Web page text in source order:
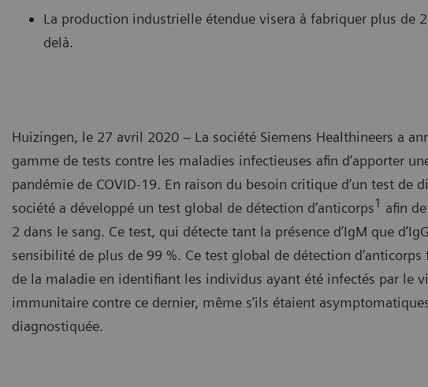
La production industrielle étendue visera à fabriquer plus de
delà.
Huizingen, le 27 avril 2020 – La société Siemens Healthineers a
gamme de tests contre les maladies infectieuses afin d’apporter
pandémie de COVID-19. En raison du besoin critique d’un test de
société a développé un test global de détection d’anticorps1 afin
2 dans le sang. Ce test, qui détecte tant la présence d’IgM que
sensibilité de plus de 99 %. Ce test global de détection
de la maladie en identifiant les individus ayant été infectés par le
immunitaire contre ce dernier, même s’ils étaient
diagnostiquée.